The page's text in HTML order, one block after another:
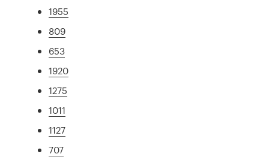
1955
809
653
1920
1275
1011
1127
707